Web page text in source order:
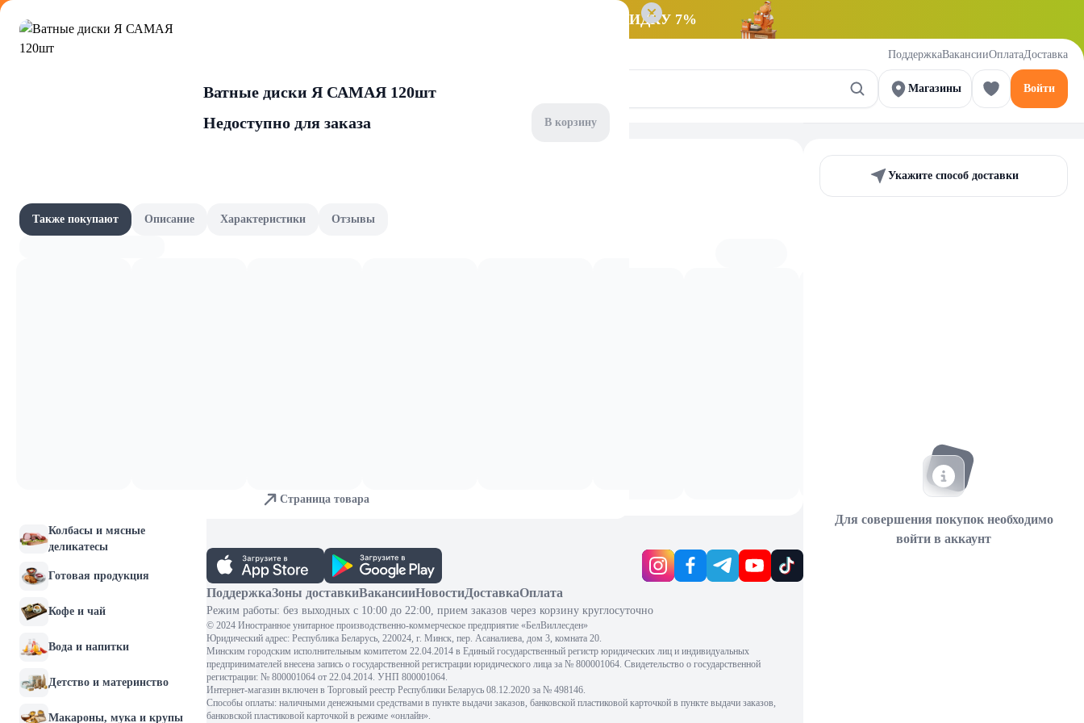
Оформляйте заказ НА САМОВЫВОЗ и получайте СКИДКУ 7%
ПоддержкаВакансииОплатаДоставка
Магазины Войти
Наши бренды
Колбасы и мясные
деликатесы
Готовая продукция
Кофе и чай
Вода и напитки
Детство и материнство
Макароны, мука и крупы
ПоддержкаЗоны доставкиВакансииНовостиДоставкаОплата
Режим работы: без выходных с 10:00 до 22:00, прием заказов через корзину круглосуточно
© 2024 Иностранное унитарное производственно-коммерческое предприятие «БелВиллесден»
Юридический адрес: Республика Беларусь, 220024, г. Минск, пер. Асаналиева, дом 3, комната 20.
Минским городским исполнительным комитетом 22.04.2014 в Единый государственный регистр юридических лиц и индивидуальных
предпринимателей внесена запись о государственной регистрации юридического лица за № 800001064. Свидетельство о государственной
регистрации: № 800001064 от 22.04.2014. УНП 800001064.
Интернет-магазин включен в Торговый реестр Республики Беларусь 08.12.2020 за № 498146.
Способы оплаты: наличными денежными средствами в пункте выдачи заказов, банковской пластиковой карточкой в пункте выдачи заказов,
банковской пластиковой карточкой в режиме «онлайн».
Укажите способ доставки
Для совершения покупок необходимо
войти в аккаунт
Ватные диски Я САМАЯ 120шт
Недоступно для заказа
В корзину
Также покупают Описание Характеристики Отзывы
Страница товара